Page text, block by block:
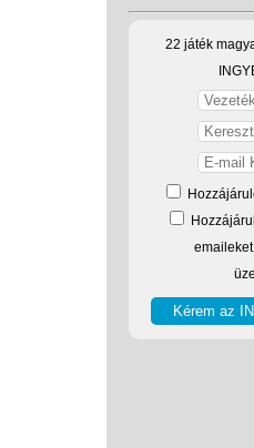
22 játék